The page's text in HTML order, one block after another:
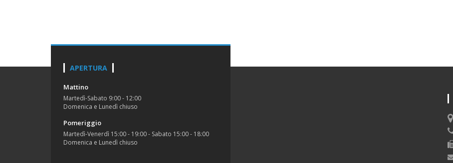
APERTURA
Mattino
Martedì-Sabato 9:00 - 12:00
Domenica e Lunedì chiuso
Pomeriggio
Martedì-Venerdì 15:00 - 19:00 - Sabato 15:00 - 18:00
Domenica e Lunedì chiuso